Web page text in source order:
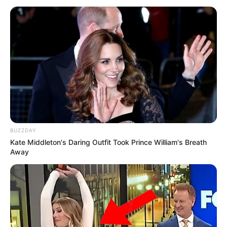
BUZZDAY
Kate Middleton's Daring Outfit Took Prince William's Breath
Away